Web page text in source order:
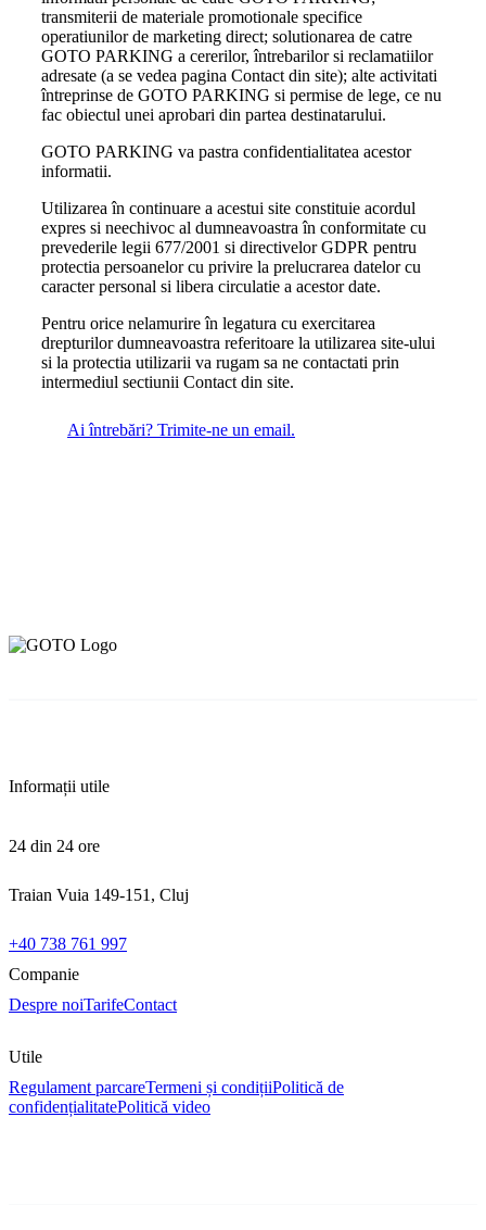
transmiterii de materiale promotionale specifice
operatiunilor de marketing direct; solutionarea de catre
GOTO PARKING a cererilor, întrebarilor si reclamatiilor
adresate (a se vedea pagina Contact din site); alte activitati
întreprinse de GOTO PARKING si permise de lege, ce nu
fac obiectul unei aprobari din partea destinatarului.
GOTO PARKING va pastra confidentialitatea acestor
informatii.
Utilizarea în continuare a acestui site constituie acordul
expres si neechivoc al dumneavoastra în conformitate cu
prevederile legii 677/2001 si directivelor GDPR pentru
protectia persoanelor cu privire la prelucrarea datelor cu
caracter personal si libera circulatie a acestor date.
Pentru orice nelamurire în legatura cu exercitarea
drepturilor dumneavoastra referitoare la utilizarea site-ului
si la protectia utilizarii va rugam sa ne contactati prin
intermediul sectiunii Contact din site.
Ai întrebări? Trimite-ne un email.
Informații utile
24 din 24 ore
Traian Vuia 149-151, Cluj
+40 738 761 997
Companie
Despre noiTarifeContact
Utile
Regulament parcareTermeni și condițiiPolitică de
confidențialitatePolitică video